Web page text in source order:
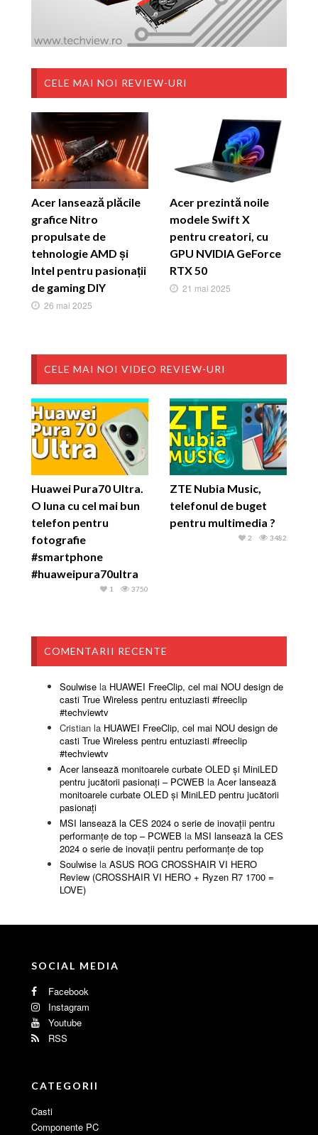
CELE MAI NOI REVIEW-URI
Acer lansează plăcile
grafice Nitro
propulsate de
tehnologie AMD și
Intel pentru pasionații
de gaming DIY
26 mai 2025
Acer prezintă noile
modele Swift X
pentru creatori, cu
GPU NVIDIA GeForce
RTX 50
21 mai 2025
CELE MAI NOI VIDEO REVIEW-URI
Huawei Pura70 Ultra.
O luna cu cel mai bun
telefon pentru
fotografie
#smartphone
#huaweipura70ultra
3750
1
ZTE Nubia Music,
telefonul de buget
pentru multimedia ?
3482
2
COMENTARII RECENTE
Soulwise la HUAWEI FreeClip, cel mai NOU design de
casti True Wireless pentru entuziasti #freeclip
#techviewtv
Cristian la HUAWEI FreeClip, cel mai NOU design de
casti True Wireless pentru entuziasti #freeclip
#techviewtv
Acer lansează monitoarele curbate OLED și MiniLED
pentru jucătorii pasionați – PCWEB la Acer lansează
monitoarele curbate OLED și MiniLED pentru jucătorii
pasionați
MSI lansează la CES 2024 o serie de inovații pentru
performanțe de top – PCWEB la MSI lansează la CES
2024 o serie de inovații pentru performanțe de top
Soulwise la ASUS ROG CROSSHAIR VI HERO
Review (CROSSHAIR VI HERO + Ryzen R7 1700 =
LOVE)
SOCIAL MEDIA
Facebook
Instagram
Youtube
RSS
CATEGORII
Casti
Componente PC